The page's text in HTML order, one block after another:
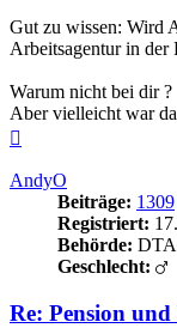
Gut zu wissen: Wird
Arbeitsagentur in der
Warum nicht bei dir ?
Aber vielleicht war
AndyO
Beiträge: 1309
Registriert:
Behörde:
Geschlecht:
Re: Pension und